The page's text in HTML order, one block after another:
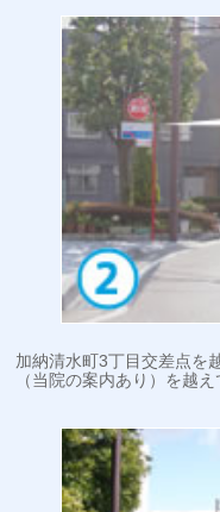
加納清水町3丁目交差点を
（当院の案内あり）を越